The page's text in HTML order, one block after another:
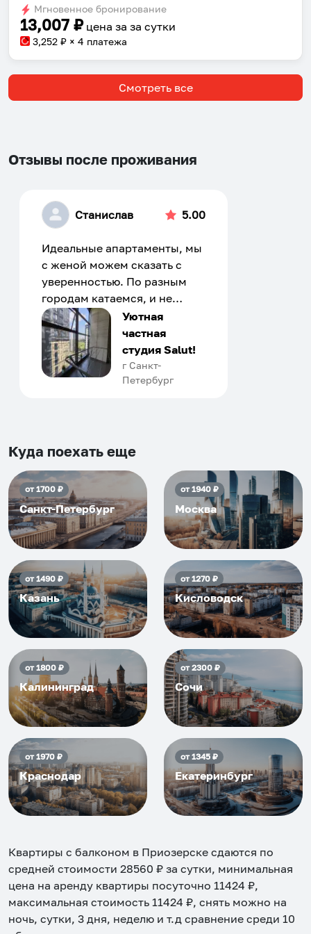
changing
dates.
changing
dates.
Мгновенное бронирование
13,007 ₽ цена за за сутки
3,252 ₽ × 4 платежа
Смотреть все
Отзывы после проживания
Станислав 5.00
Идеальные апартаменты, мы
с женой можем сказать с
уверенностью. По разным
городам катаемся, и не
только в России. Сервис на
отличном уровне. Хозяин
апартаментов доброй души
человек, всегда можно
договориться, подскажет
приезжать еще...
Уютная
частная
студия Salut!
г Санкт-
Петербург
Куда поехать еще
от1700₽
Санкт-Петербург
от1940₽
Москва
от1490₽
Казань
от1270₽
Кисловодск
от1800₽
Калининград
от2300₽
Сочи
от1970₽
Краснодар
от1345₽
Екатеринбург
Квартиры с балконом в Приозерске сдаются по
средней стоимости 28560 ₽ за сутки, минимальная
цена на аренду квартиры посуточно 11424 ₽,
максимальная стоимость 11424 ₽, снять можно на
ночь, сутки, 3 дня, неделю и т.д сравнение среди 10